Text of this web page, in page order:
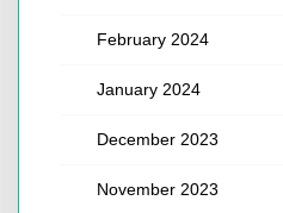
February 2024
January 2024
December 2023
November 2023